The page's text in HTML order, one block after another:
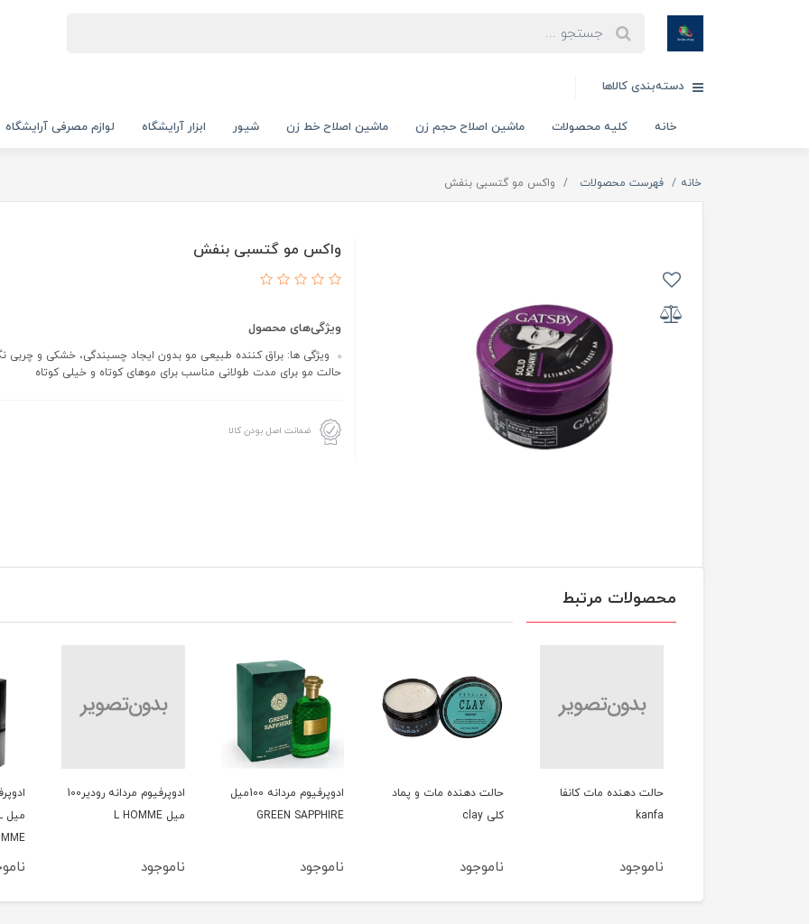
دسته‌بندی کالاها
خانه کلیه محصولات ماشین اصلاح حجم زن ماشین اصلاح خط زن شیور ابزار آرایشگاه لوازم مصرفی آرایشگاه
خانه فهرست محصولات واکس مو گتسبی بنفش
واکس مو گتسبی بنفش
ویژگی‌های محصول
ویژگی ها: براق کننده طبیعی مو بدون ایجاد چسبندگی، خشکی و چربی
حالت مو برای مدت طولانی مناسب برای موهای کوتاه و خیلی کوتاه
ضمانت اصل بودن کالا
محصولات مرتبط
حالت دهنده مات و پماد
کلی clay
ناموجود
ادوپرفیوم مردانه 100میل
GREEN SAPPHIRE
ناموجود
ادوپرفیوم مردانه رودیر100
میل L HOMME
ناموجود
ادوپرفیوم مردانه رودیر100
میل L NOTE DIL
ناموجود
فوم